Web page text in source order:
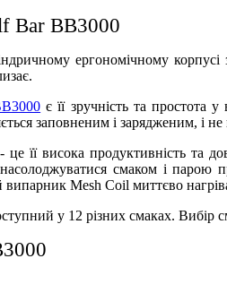
Bar BB3000
ергономічному
є її зручність та простота
заповненим і зарядженим, і
її висока продуктивність та
смаком і парою
Mesh Coil миттєво
у 12 різних смаках. Вибір